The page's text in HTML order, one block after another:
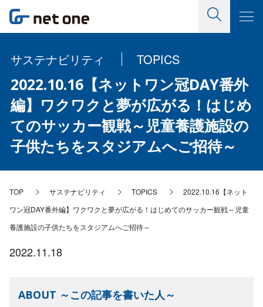
サステナビリティ TOPICS
2022.10.16【ネットワン冠DAY番外
編】ワクワクと夢が広がる！はじめ
てのサッカー観戦～児童養護施設の
子供たちをスタジアムへご招待～
TOP サステナビリティ TOPICS
2022.10.16【ネット
ワン冠DAY番外編】ワクワクと夢が広がる！はじめてのサッカー観戦～児童
養護施設の子供たちをスタジアムへご招待～
2022.11.18
ABOUT ～この記事を書いた人～